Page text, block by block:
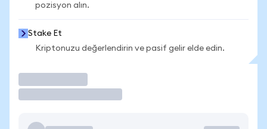
pozisyon alın.
Stake Et
Kriptonuzu değerlendirin ve pasif gelir elde edin.